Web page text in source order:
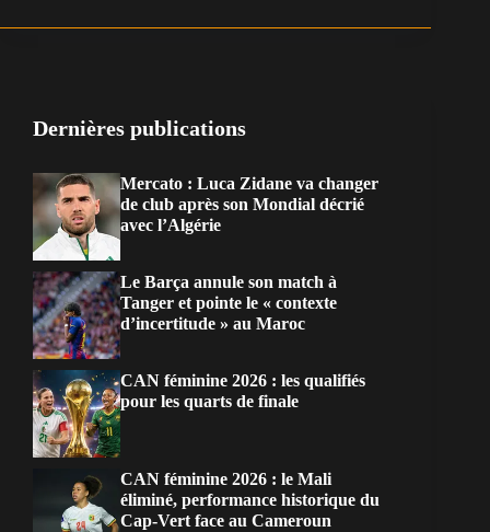
Dernières publications
Mercato : Luca Zidane va changer
de club après son Mondial décrié
avec l’Algérie
Le Barça annule son match à
Tanger et pointe le « contexte
d’incertitude » au Maroc
CAN féminine 2026 : les qualifiés
pour les quarts de finale
CAN féminine 2026 : le Mali
éliminé, performance historique du
Cap-Vert face au Cameroun